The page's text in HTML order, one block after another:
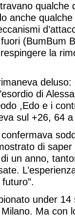
qualche
anche
(BumBum
la
deluso:
di
,Edo e i
sul +26, 64
di
un anno,
under
Ma con